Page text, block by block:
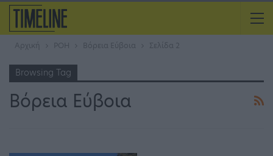
Αρχική ΡΟΗ Βόρεια Εύβοια Σελίδα 2
Browsing Tag
Βόρεια Εύβοια